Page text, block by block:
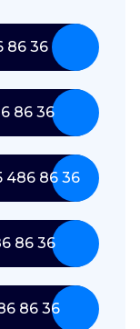
86 36
86 36
486 86 36
86 36
86 36